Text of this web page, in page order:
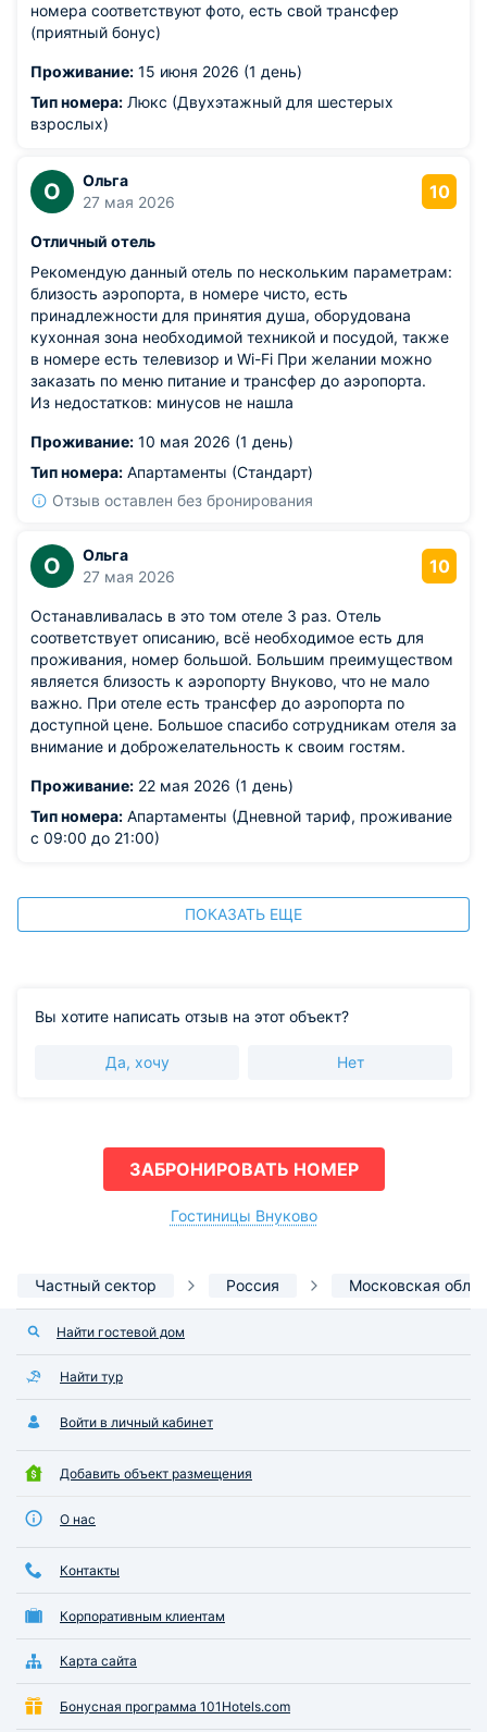
номера соответствуют фото, есть свой трансфер
(приятный бонус)
Проживание: 15 июня 2026 (1 день)
Тип номера: Люкс (Двухэтажный для шестерых
взрослых)
О
Ольга
27 мая 2026
10
Отличный отель
Рекомендую данный отель по нескольким параметрам:
близость аэропорта, в номере чисто, есть
принадлежности для принятия душа, оборудована
кухонная зона необходимой техникой и посудой, также
в номере есть телевизор и Wi-Fi При желании можно
заказать по меню питание и трансфер до аэропорта.
Из недостатков: минусов не нашла
Проживание: 10 мая 2026 (1 день)
Тип номера: Апартаменты (Стандарт)
Отзыв оставлен без бронирования
О
Ольга
27 мая 2026
10
Останавливалась в это том отеле 3 раз. Отель
соответствует описанию, всё необходимое есть для
проживания, номер большой. Большим преимуществом
является близость к аэропорту Внуково, что не мало
важно. При отеле есть трансфер до аэропорта по
доступной цене. Большое спасибо сотрудникам отеля за
внимание и доброжелательность к своим гостям.
Проживание: 22 мая 2026 (1 день)
Тип номера: Апартаменты (Дневной тариф, проживание
с 09:00 до 21:00)
ПОКАЗАТЬ ЕЩЕ
Вы хотите написать отзыв на этот объект?
Да, хочу Нет
ЗАБРОНИРОВАТЬ НОМЕР
Гостиницы Внуково
Частный сектор Россия Московская
Найти гостевой дом
Найти тур
Войти в личный кабинет
Добавить объект размещения
О нас
Контакты
Корпоративным клиентам
Карта сайта
Бонусная программа 101Hotels.com